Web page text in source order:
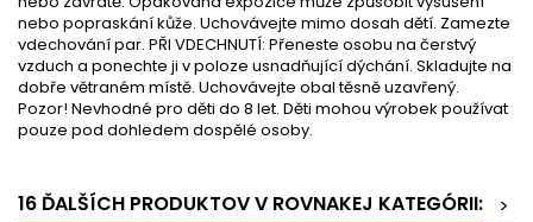
nebo popraskání kůže. Uchovávejte mimo dosah dětí. Zamezte
vdechování par. PŘI VDECHNUTÍ: Přeneste osobu na čerstvý
vzduch a ponechte ji v poloze usnadňující dýchání. Skladujte na
dobře větraném místě. Uchovávejte obal těsně uzavřený.
Pozor! Nevhodné pro děti do 8 let. Děti mohou výrobek používat
pouze pod dohledem dospělé osoby.
16 ĎALŠÍCH PRODUKTOV V ROVNAKEJ KATEGÓRII:
>